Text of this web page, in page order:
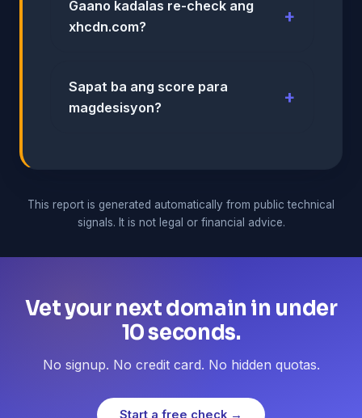
Gaano kadalas re-check ang
xhcdn.com?
Sapat ba ang score para
magdesisyon?
This report is generated automatically from public technical
signals. It is not legal or financial advice.
Vet your next domain in under
10 seconds.
No signup. No credit card. No hidden quotas.
Start a free check →